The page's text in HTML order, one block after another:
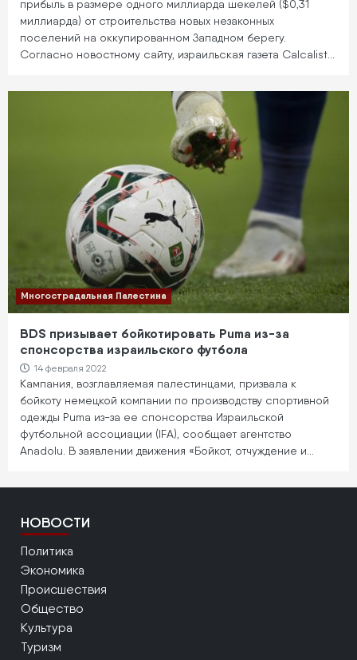
прибыль в размере одного миллиарда шекелей ($0,31
миллиарда) от строительства новых незаконных
поселений на оккупированном Западном берегу.
Согласно новостному сайту, израильская газета Calcalist…
Многострадальная Палестина
BDS призывает бойкотировать Puma из-за
спонсорства израильского футбола
14 февраля 2022
Кампания, возглавляемая палестинцами, призвала к
бойкоту немецкой компании по производству спортивной
одежды Puma из-за ее спонсорства Израильской
футбольной ассоциации (IFA), сообщает агентство
Anadolu. В заявлении движения «Бойкот, отчуждение и…
НОВОСТИ
Политика
Экономика
Происшествия
Общество
Культура
Туризм